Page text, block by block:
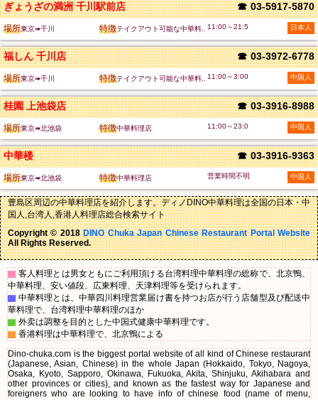
ぎょうざの満洲 千川駅前店 ☎ 03-5917-5870
場所東京➠千川 特徴テイクアウト可能な中華料.. 11:00～21:5 日本人
福しん 千川店 ☎ 03-3972-6778
場所東京➠千川 特徴テイクアウト可能な中華料.. 11:00～3:00 中国人
桂園 上池袋店 ☎ 03-3916-8988
場所東京➠北池袋 特徴中華料理店 11:00～23:0 中国人
中華楼 ☎ 03-3916-9363
場所東京➠北池袋 特徴中華料理店 営業時間不明 中国人
豊島区周辺の中華料理店を紹介します。ディノDINO中華料理は全国の日本・中
国人,台湾人,香港人料理店総合検索サイト
Copyright © 2018DINO Chuka Japan Chinese Restaurant Portal Website
All Rights Reserved.
▇ 客人料理とは男女ともにご利用頂ける台湾料理中華料理の総称で、北京鴨、
中華料理、安い値段、広東料理、天津料理等を受けられます。
▇ 中華料理とは、中華四川料理営業届け書を持つお店が行う店舗型及び配送中
華料理で、台湾料理中華料理のほか
▇ 外卖は調整を目的とした中国式健康中華料理です。
▇ 香港料理は中華料理で、北京鴨による
Dino-chuka.com is the biggest portal website of all kind of Chinese restaurant
(Japanese, Asian, Chinese) in the whole Japan (Hokkaido, Tokyo, Nagoya,
Osaka, Kyoto, Sapporo, Okinawa, Fukuoka, Akita, Shinjuku, Akihabara and
other provinces or cities), and known as the fastest way for Japanese and
foreigners who are looking to have info of chinese food (name of menu,